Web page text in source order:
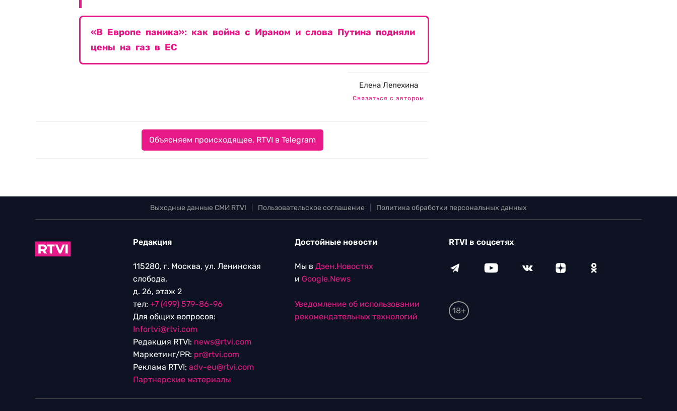
«В Европе паника»: как война с Ираном и слова Путина подняли
цены на газ в ЕС
Елена Лепехина
Связаться с автором
Объясняем происходящее. RTVI в Telegram
Выходные данные СМИ RTVI Пользовательское соглашение Политика обработки персональных данных
Редакция
115280, г. Москва, ул. Ленинская
слобода,
д. 26, этаж 2
тел: +7 (499) 579-86-96
Для общих вопросов:
Infortvi@rtvi.com
Редакция RTVI: news@rtvi.com
Маркетинг/PR: pr@rtvi.com
Реклама RTVI: adv-eu@rtvi.com
Партнерские материалы
Достойные новости
Мы в Дзен.Новостях
и Google.News
Уведомление об использовании
рекомендательных технологий
RTVI в соцсетях
18+